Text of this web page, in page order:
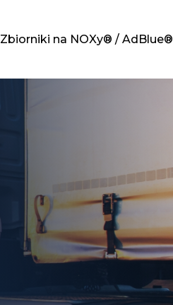
Zbiorniki na NOXy® / AdBlue®